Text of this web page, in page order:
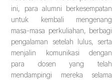
ini, para alumni berkesempatan
untuk kembali mengenang
masa-masa perkuliahan, berbagi
pengalaman setelah lulus, serta
menjalin komunikasi dengan
para dosen yang telah
mendampingi mereka selama